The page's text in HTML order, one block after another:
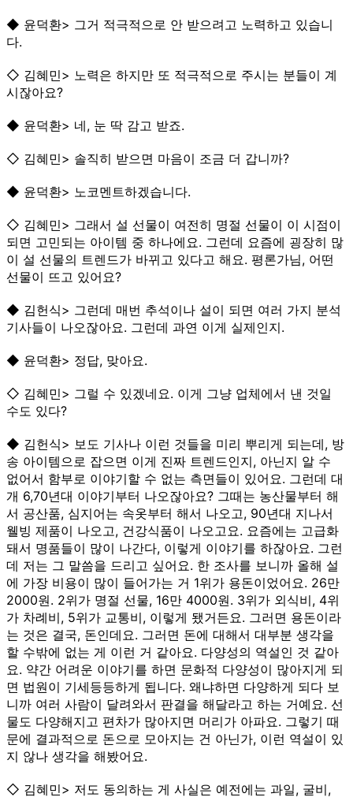
◆ 윤덕환> 그거 적극적으로 안 받으려고 노력하고 있습니
다.
◇ 김혜민> 노력은 하지만 또 적극적으로 주시는 분들이 계
시잖아요?
◆ 윤덕환> 네, 눈 딱 감고 받죠.
◇ 김혜민> 솔직히 받으면 마음이 조금 더 갑니까?
◆ 윤덕환> 노코멘트하겠습니다.
◇ 김혜민> 그래서 설 선물이 여전히 명절 선물이 이 시점이
되면 고민되는 아이템 중 하나에요. 그런데 요즘에 굉장히 많
이 설 선물의 트렌드가 바뀌고 있다고 해요. 평론가님, 어떤
선물이 뜨고 있어요?
◆ 김헌식> 그런데 매번 추석이나 설이 되면 여러 가지 분석
기사들이 나오잖아요. 그런데 과연 이게 실제인지.
◆ 윤덕환> 정답, 맞아요.
◇ 김혜민> 그럴 수 있겠네요. 이게 그냥 업체에서 낸 것일
수도 있다?
◆ 김헌식> 보도 기사나 이런 것들을 미리 뿌리게 되는데, 방
송 아이템으로 잡으면 이게 진짜 트렌드인지, 아닌지 알 수
없어서 함부로 이야기할 수 없는 측면들이 있어요. 그런데 대
개 6,70년대 이야기부터 나오잖아요? 그때는 농산물부터 해
서 공산품, 심지어는 속옷부터 해서 나오고, 90년대 지나서
웰빙 제품이 나오고, 건강식품이 나오고요. 요즘에는 고급화
돼서 명품들이 많이 나간다, 이렇게 이야기를 하잖아요. 그런
데 저는 그 말씀을 드리고 싶어요. 한 조사를 보니까 올해 설
에 가장 비용이 많이 들어가는 거 1위가 용돈이었어요. 26만
2000원. 2위가 명절 선물, 16만 4000원. 3위가 외식비, 4위
가 차례비, 5위가 교통비, 이렇게 됐거든요. 그러면 용돈이라
는 것은 결국, 돈인데요. 그러면 돈에 대해서 대부분 생각을
할 수밖에 없는 게 이런 거 같아요. 다양성의 역설인 것 같아
요. 약간 어려운 이야기를 하면 문화적 다양성이 많아지게 되
면 법원이 기세등등하게 됩니다. 왜냐하면 다양하게 되다 보
니까 여러 사람이 달려와서 판결을 해달라고 하는 거예요. 선
물도 다양해지고 편차가 많아지면 머리가 아파요. 그렇기 때
문에 결과적으로 돈으로 모아지는 건 아닌가, 이런 역설이 있
지 않나 생각을 해봤어요.
◇ 김혜민> 저도 동의하는 게 사실은 예전에는 과일, 굴비,